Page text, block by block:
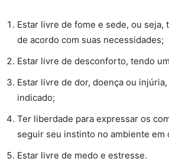
Estar livre de fome e sede, ou seja,
de acordo com suas necessidades;
Estar livre de desconforto, tendo
Estar livre de dor, doença ou
indicado;
Ter liberdade para expressar os
seguir seu instinto no ambiente em
Estar livre de medo e estresse.